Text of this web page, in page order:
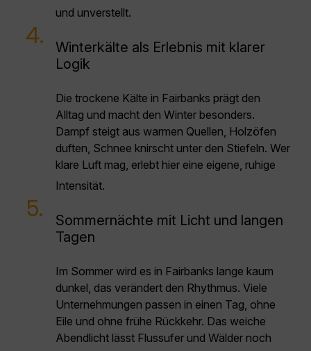
und unverstellt.
4.
Winterkälte als Erlebnis mit klarer
Logik
Die trockene Kälte in Fairbanks prägt den
Alltag und macht den Winter besonders.
Dampf steigt aus warmen Quellen, Holzöfen
duften, Schnee knirscht unter den Stiefeln. Wer
klare Luft mag, erlebt hier eine eigene, ruhige
Intensität.
5.
Sommernächte mit Licht und langen
Tagen
Im Sommer wird es in Fairbanks lange kaum
dunkel, das verändert den Rhythmus. Viele
Unternehmungen passen in einen Tag, ohne
Eile und ohne frühe Rückkehr. Das weiche
Abendlicht lässt Flussufer und Wälder noch